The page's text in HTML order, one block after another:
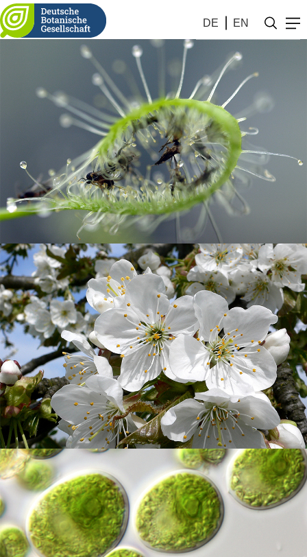
DE EN